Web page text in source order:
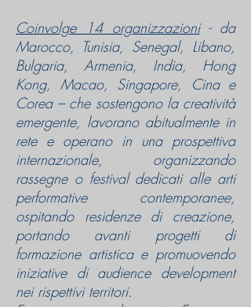
Coinvolge 14 organizzazioni- da
Marocco, Tunisia, Senegal, Libano,
Bulgaria, Armenia, India, Hong
Kong, Macao, Singapore, Cina e
Corea – che sostengono la creatività
emergente, lavorano abitualmente in
rete e operano in una prospettiva
internazionale, organizzando
rassegne o festival dedicati alle arti
performative contemporanee,
ospitando residenze di creazione,
portando avanti progetti di
formazione artistica e promuovendo
iniziative di audience development
nei rispettivi territori.